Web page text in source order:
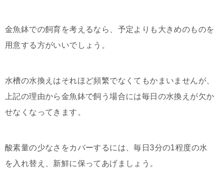
金魚鉢での飼育を考えるなら、予定よりも大きめのものを
用意する方がいいでしょう。
水槽の水換えはそれほど頻繁でなくてもかまいませんが、
上記の理由から金魚鉢で飼う場合には毎日の水換えが欠か
せなくなってきます。
酸素量の少なさをカバーするには、毎日3分の1程度の水
を入れ替え、新鮮に保ってあげましょう。